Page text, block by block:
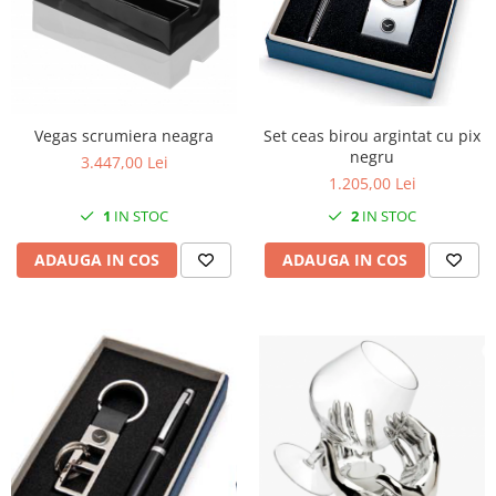
CELESTIAL PLATINUM
JASPER CONRAN GOLD
RENAISSANCE GOLD
BUTTERFLY BLOOM
OLD COUNTRY ROSES
PASHMINA
CELESTIAL GOLD
CHINOISERIE WHITE
JASPER CONRAN WHITE
GILDED MUSE
WONDERLUST
Vegas scrumiera neagra
3.447,00 Lei
1 IN STOC
ADAUGA IN COS
Set ceas birou argintat cu pix
negru
1.205,00 Lei
2 IN STOC
ADAUGA IN COS